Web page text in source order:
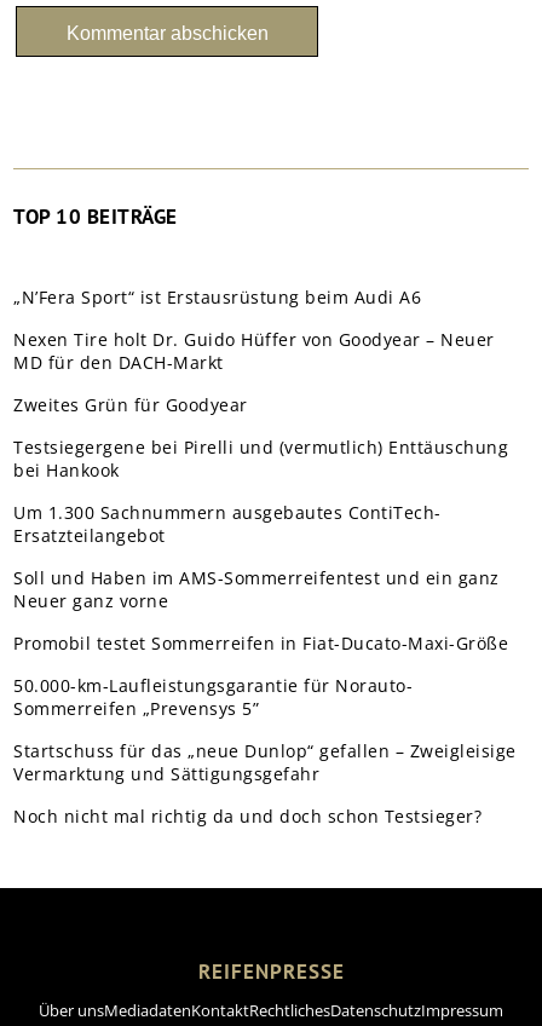
TOP 10 BEITRÄGE
„N’Fera Sport“ ist Erstausrüstung beim Audi A6
Nexen Tire holt Dr. Guido Hüffer von Goodyear – Neuer
MD für den DACH-Markt
Zweites Grün für Goodyear
Testsiegergene bei Pirelli und (vermutlich) Enttäuschung
bei Hankook
Um 1.300 Sachnummern ausgebautes ContiTech-
Ersatzteilangebot
Soll und Haben im AMS-Sommerreifentest und ein ganz
Neuer ganz vorne
Promobil testet Sommerreifen in Fiat-Ducato-Maxi-Größe
50.000-km-Laufleistungsgarantie für Norauto-
Sommerreifen „Prevensys 5”
Startschuss für das „neue Dunlop“ gefallen – Zweigleisige
Vermarktung und Sättigungsgefahr
Noch nicht mal richtig da und doch schon Testsieger?
REIFENPRESSE
Über unsMediadatenKontaktRechtlichesDatenschutzImpressum